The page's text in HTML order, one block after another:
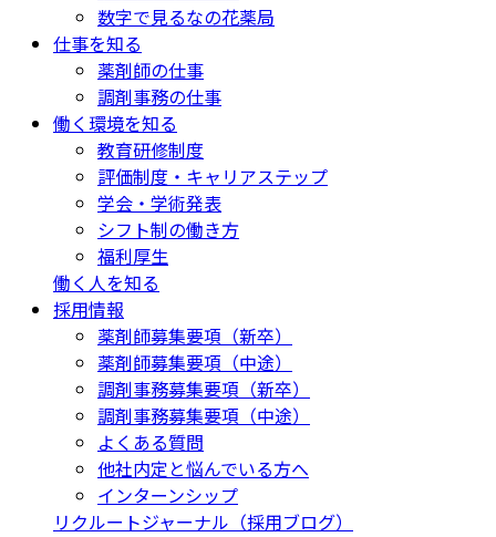
数字で見るなの花薬局
仕事を知る
薬剤師の仕事
調剤事務の仕事
働く環境を知る
教育研修制度
評価制度・キャリアステップ
学会・学術発表
シフト制の働き方
福利厚生
働く人を知る
採用情報
薬剤師募集要項（新卒）
薬剤師募集要項（中途）
調剤事務募集要項（新卒）
調剤事務募集要項（中途）
よくある質問
他社内定と悩んでいる方へ
インターンシップ
リクルートジャーナル（採用ブログ）